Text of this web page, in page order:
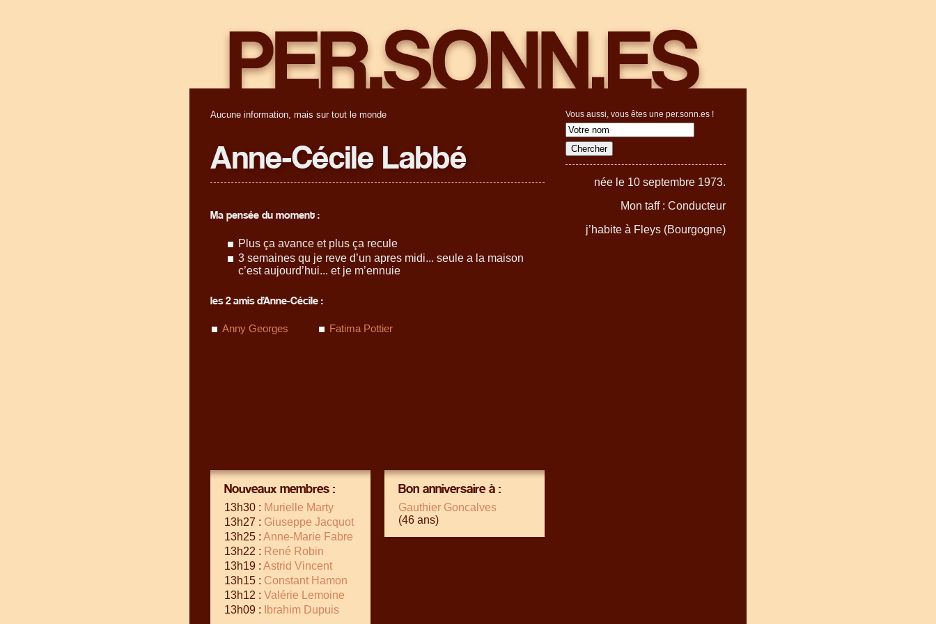
Aucune information, mais sur tout le monde
Anne-Cécile Labbé
Vous aussi, vous êtes une per.sonn.es !
née le 10 septembre 1973.
Mon taff : Conducteur
j’habite à Fleys (Bourgogne)
Ma pensée du moment :
Plus ça avance et plus ça recule
3 semaines qu je reve d’un apres midi... seule a la maison
c’est aujourd’hui... et je m’ennuie
les 2 amis d’Anne-Cécile :
Anny Georges Fatima Pottier
Nouveaux membres :
13h30 : Murielle Marty
13h27 : Giuseppe Jacquot
13h25 : Anne-Marie Fabre
13h22 : René Robin
13h19 : Astrid Vincent
13h15 : Constant Hamon
13h12 : Valérie Lemoine
13h09 :
Ibrahim Dupuis
Bon anniversaire à :
Gauthier Goncalves
(46 ans)